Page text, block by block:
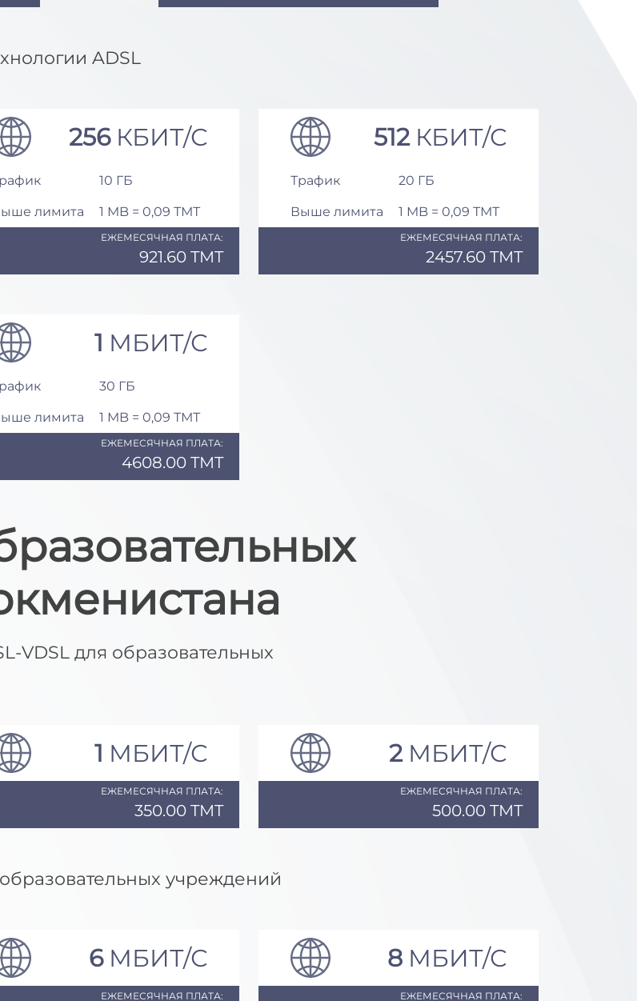
ADSL
256 КБИТ/С
10 ГБ
лимита 1 MB = 0,09 ТМТ
ЕЖЕМЕСЯЧНАЯ ПЛАТА:
921.60 TMT
512 КБИТ/С
Трафик 20 ГБ
Выше лимита 1 MB = 0,09 ТМТ
ЕЖЕМЕСЯЧНАЯ ПЛАТА:
2457.60 TMT
1 МБИТ/С
30 ГБ
лимита 1 MB = 0,09 ТМТ
ЕЖЕМЕСЯЧНАЯ ПЛАТА:
4608.00 TMT
VDSL для образовательных
1 МБИТ/С
ЕЖЕМЕСЯЧНАЯ ПЛАТА:
350.00 TMT
2 МБИТ/С
ЕЖЕМЕСЯЧНАЯ ПЛАТА:
500.00 TMT
учреждений
6 МБИТ/С
ЕЖЕМЕСЯЧНАЯ ПЛАТА:
8 МБИТ/С
ЕЖЕМЕСЯЧНАЯ ПЛАТА: